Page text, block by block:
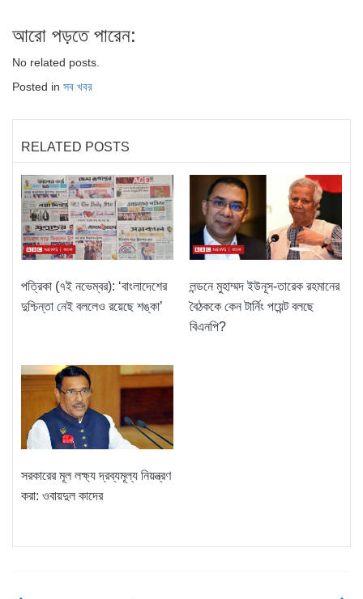
আরো পড়তে পারেন:
No related posts.
Posted in সব খবর
RELATED POSTS
পত্রিকা (৭ই নভেম্বর): ‘বাংলাদেশের
দুশ্চিন্তা নেই বললেও রয়েছে শঙ্কা’
লন্ডনে মুহাম্মদ ইউনূস-তারেক রহমানের
বৈঠককে কেন টার্নিং পয়েন্ট বলছে
বিএনপি?
সরকারের মূল লক্ষ্য দ্রব্যমূল্য নিয়ন্ত্রণ
করা: ওবায়দুল কাদের